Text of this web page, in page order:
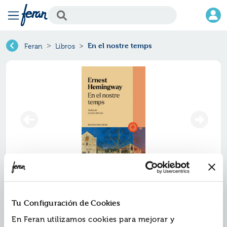
Tu Configuración de Cookies
En Feran utilizamos cookies para mejorar y
Feran Libros En el nostre temps
En el nostre temps
Ref.ZZZ-2450347
ISBN:9788412450347